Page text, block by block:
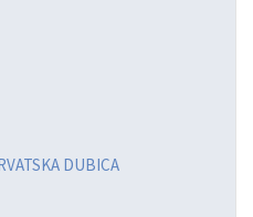
DUBICA